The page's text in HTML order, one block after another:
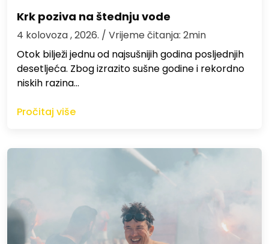
Krk poziva na štednju vode
4 kolovoza , 2026. / Vrijeme čitanja: 2min
Otok bilježi jednu od najsušnijih godina posljednjih
desetljeća. Zbog izrazito sušne godine i rekordno
niskih razina…
Pročitaj više